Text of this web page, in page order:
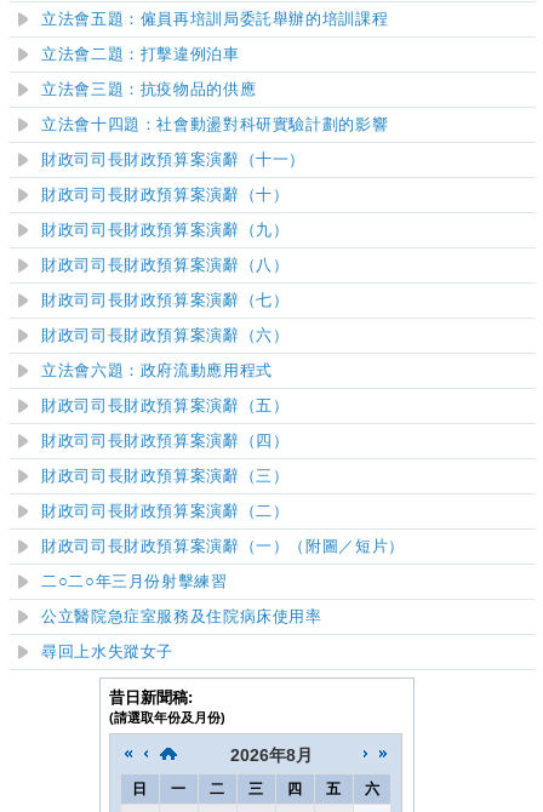
立法會五題：僱員再培訓局委託舉辦的培訓課程
立法會二題：打擊違例泊車
立法會三題：抗疫物品的供應
立法會十四題：社會動盪對科研實驗計劃的影響
財政司司長財政預算案演辭（十一）
財政司司長財政預算案演辭（十）
財政司司長財政預算案演辭（九）
財政司司長財政預算案演辭（八）
財政司司長財政預算案演辭（七）
財政司司長財政預算案演辭（六）
立法會六題：政府流動應用程式
財政司司長財政預算案演辭（五）
財政司司長財政預算案演辭（四）
財政司司長財政預算案演辭（三）
財政司司長財政預算案演辭（二）
財政司司長財政預算案演辭（一）（附圖／短片）
二○二○年三月份射擊練習
公立醫院急症室服務及住院病床使用率
尋回上水失蹤女子
昔日新聞稿:
(請選取年份及月份)
2026年8月
日 一 二 三 四 五
六